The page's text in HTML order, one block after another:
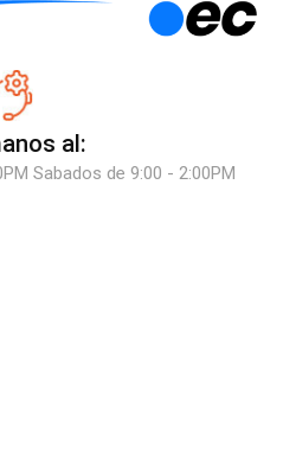
al:
Sabados de 9:00 - 2:00PM